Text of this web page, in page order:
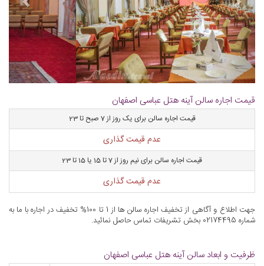
قیمت اجاره سالن آینه هتل عباسی اصفهان
قیمت اجاره سالن برای یک روز از 7 صبح تا 23
عدم قیمت گذاری
قیمت اجاره سالن برای نیم روز از 7 تا 15 یا 15 تا 23
عدم قیمت گذاری
جهت اطلاع و آگاهی از تخفیف اجاره سالن ها از 1 تا 100% تخفیف در اجاره با ما به
شماره 02174495 بخش تشریفات تماس حاصل نمائید.
ظرفیت و ابعاد سالن آینه هتل عباسی اصفهان